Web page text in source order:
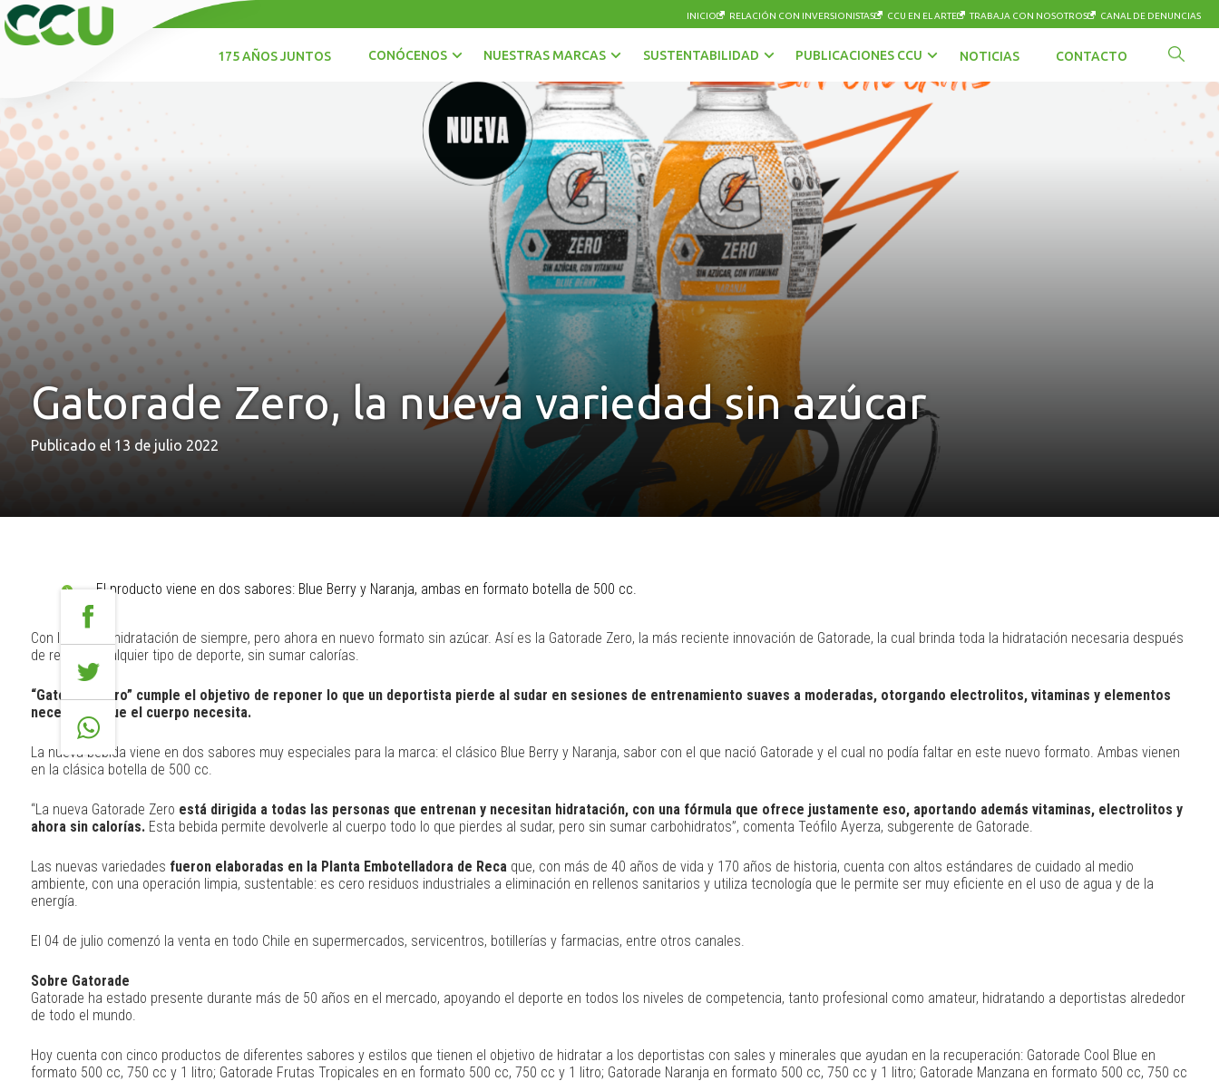
INICIO RELACIÓN CON INVERSIONISTAS CCU EN EL ARTE TRABAJA CON NOSOTROS CANAL DE DENUNCIAS
175 AÑOS JUNTOS CONÓCENOS NUESTRAS MARCAS
BEBIDAS CON GAS
CERVEZAS
ENERGÉTICAS Y DEPORTIVAS
JUGOS, NÉCTARES Y BEBIDAS EN POLVO
OTRAS BEBIDAS
PISCOS Y LICORES
SIDRA
VINOS Y ESPUMANTES
SUSTENTABILIDAD PUBLICACIONES CCU NOTICIAS CONTACTO
Gatorade Zero, la nueva variedad sin azúcar
Publicado el 13 de julio 2022
El producto viene en dos sabores: Blue Berry y Naranja, ambas en formato botella de 500 cc.
Con la misma hidratación de siempre, pero ahora en nuevo formato sin azúcar. Así es la Gatorade Zero, la más reciente innovación de Gatorade, la cual brinda toda la hidratación necesaria después
de realizar cualquier tipo de deporte, sin sumar calorías.
“Gatorade Zero” cumple el objetivo de reponer lo que un deportista pierde al sudar en sesiones de entrenamiento suaves a moderadas, otorgando electrolitos, vitaminas y elementos
necesarios que el cuerpo necesita.
La nueva bebida viene en dos sabores muy especiales para la marca: el clásico Blue Berry y Naranja, sabor con el que nació Gatorade y el cual no podía faltar en este nuevo formato. Ambas vienen
en la clásica botella de 500 cc.
“La nueva Gatorade Zero está dirigida a todas las personas que entrenan y necesitan hidratación, con una fórmula que ofrece justamente eso, aportando además vitaminas, electrolitos y
ahora sin calorías.Esta bebida permite devolverle al cuerpo todo lo que pierdes al sudar, pero sin sumar carbohidratos”, comenta Teófilo Ayerza, subgerente de Gatorade.
Las nuevas variedades fueron elaboradas en la Planta Embotelladora de Recaque, con más de 40 años de vida y 170 años de historia, cuenta con altos estándares de cuidado al medio
ambiente, con una operación limpia, sustentable: es cero residuos industriales a eliminación en rellenos sanitarios y utiliza tecnología que le permite ser muy eficiente en el uso de agua y de la
energía.
El 04 de julio comenzó la venta en todo Chile en supermercados, servicentros, botillerías y farmacias, entre otros canales.
Sobre Gatorade
Gatorade ha estado presente durante más de 50 años en el mercado, apoyando el deporte en todos los niveles de competencia, tanto profesional como amateur, hidratando a deportistas alrededor
de todo el mundo.
Hoy cuenta con cinco productos de diferentes sabores y estilos que tienen el objetivo de hidratar a los deportistas con sales y minerales que ayudan en la recuperación: Gatorade Cool Blue en
formato 500 cc, 750 cc y 1 litro; Gatorade Frutas Tropicales en en formato 500 cc, 750 cc y 1 litro; Gatorade Naranja en formato 500 cc, 750 cc y 1 litro; Gatorade Manzana en formato 500 cc, 750 cc